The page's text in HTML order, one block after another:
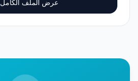
عرض الملف الكامل